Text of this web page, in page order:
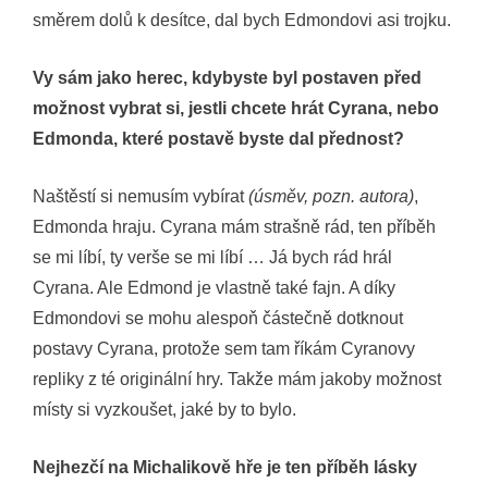
směrem dolů k desítce, dal bych Edmondovi asi trojku.
Vy sám jako herec, kdybyste byl postaven před
možnost vybrat si, jestli chcete hrát Cyrana, nebo
Edmonda, které postavě byste dal přednost?
Naštěstí si nemusím vybírat(úsměv, pozn. autora),
Edmonda hraju. Cyrana mám strašně rád, ten příběh
se mi líbí, ty verše se mi líbí … Já bych rád hrál
Cyrana. Ale Edmond je vlastně také fajn. A díky
Edmondovi se mohu alespoň částečně dotknout
postavy Cyrana, protože sem tam říkám Cyranovy
repliky z té originální hry. Takže mám jakoby možnost
místy si vyzkoušet, jaké by to bylo.
Nejhezčí na Michalikově hře je ten příběh lásky